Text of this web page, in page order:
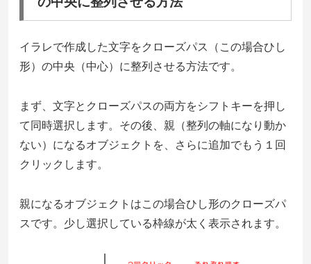
イラレで作成した文字をクローズパス（この場合ひし
形）の中央（中心）に整列させる方法です。
まず、文字とクローズパスの両方をシフトキーを押し
て同時選択します。その後、親（整列の軸になり動か
ない）になるオブジェクトを、さらに追加でもう１回
クリックします。
親になるオブジェクトはこの場合ひし形のクローズパ
スです。少し選択している枠線が太く表示されます。